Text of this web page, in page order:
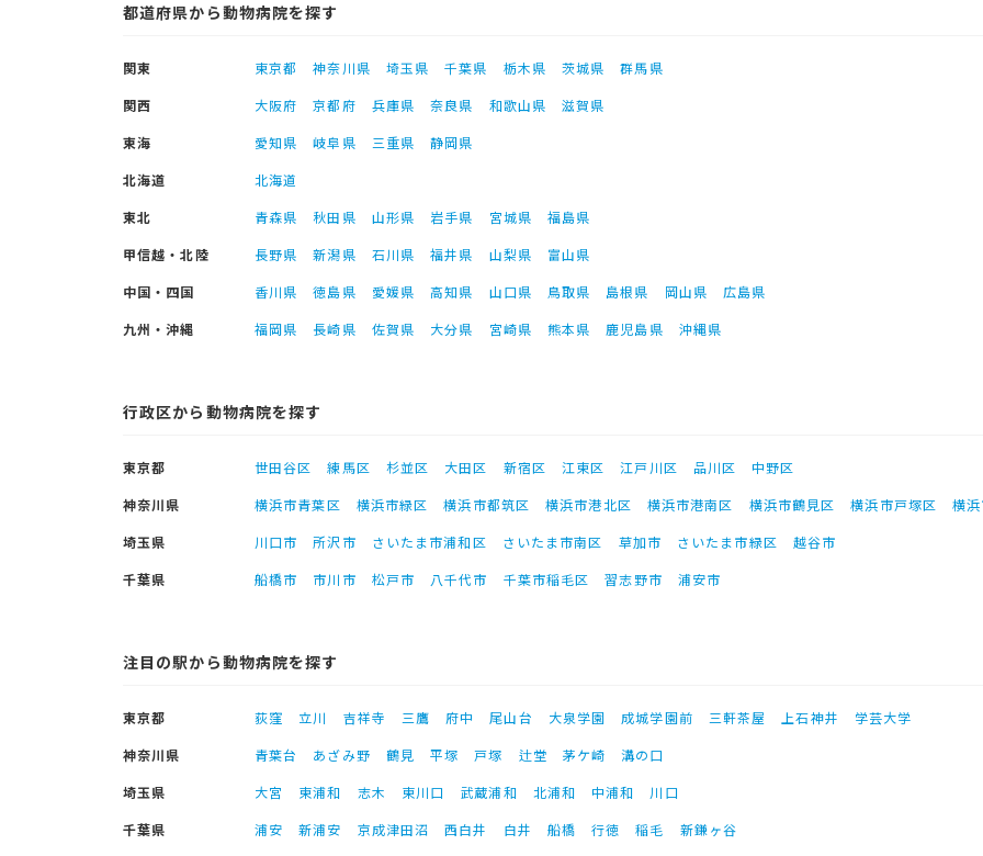
都道府県から動物病院を探す
関東 東京都 神奈川県 埼玉県 千葉県 栃木県 茨城県
群馬県
関西
大阪府 京都府 兵庫県 奈良県 和歌山県
滋賀県
東海
愛知県 岐阜県 三重県
静岡県
北海道
北海道
東北
青森県 秋田県 山形県 岩手県 宮城県
福島県
甲信越・北陸
長野県 新潟県 石川県 福井県 山梨県
富山県
中国・四国
香川県 徳島県 愛媛県 高知県 山口県 鳥取県 島根県 岡山県
広島県
九州・沖縄
福岡県 長崎県 佐賀県 大分県 宮崎県 熊本県 鹿児島県 沖縄県
行政区から動物病院を探す
東京都 世田谷区 練馬区 杉並区 大田区 新宿区 江東区 江戸川区 品川区
中野区
神奈川県
横浜市青葉区 横浜市緑区 横浜市都筑区 横浜市港北区 横浜市港南区 横浜市鶴見区 横浜市戸塚区
横
埼玉県
川口市 所沢市 さいたま市浦和区 さいたま市南区 草加市 さいたま市緑区
越谷市
千葉県
船橋市 市川市 松戸市 八千代市 千葉市稲毛区 習志野市 浦安市
注目の駅から動物病院を探す
東京都 荻窪 立川 吉祥寺 三鷹 府中 尾山台 大泉学園 成城学園前 三軒茶屋 上石神井
学芸大学
神奈川県
青葉台 あざみ野 鶴見 平塚 戸塚 辻堂 茅ケ崎
溝の口
埼玉県
大宮 東浦和 志木 東川口 武蔵浦和 北浦和 中浦和
川口
千葉県
浦安 新浦安 京成津田沼 西白井 白井 船橋 行徳 稲毛 新鎌ヶ谷